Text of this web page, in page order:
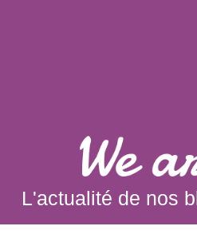
L'actualité de nos